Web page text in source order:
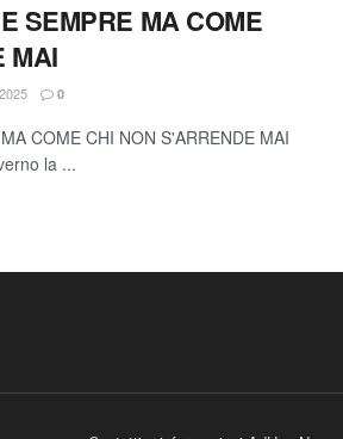
SEMPRE MA COME
MAI
0
COME CHI NON S'ARRENDE MAI
la ...